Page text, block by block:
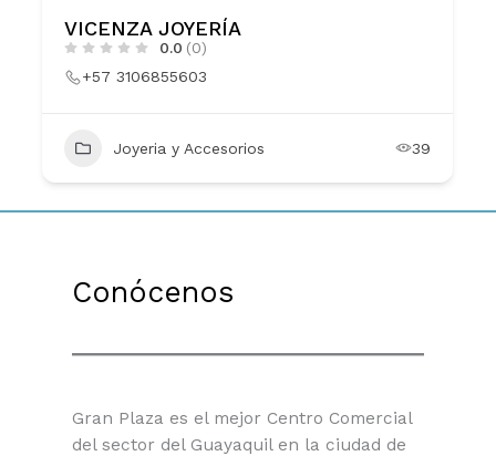
VICENZA JOYERÍA
0.0 (0)
+57 3106855603
Joyeria y Accesorios 39
Conócenos
Gran Plaza es el mejor Centro Comercial
del sector del Guayaquil en la ciudad de